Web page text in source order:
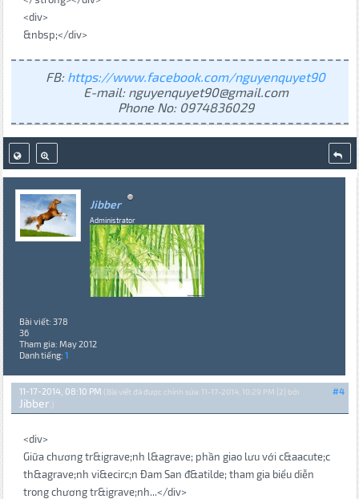
<div>
&nbsp;</div>
FB: https://www.facebook.com/nguyenquyet90
E-mail: nguyenquyet90@gmail.com
Phone No: 0974836029
Jibber
Administrator
Bài viết: 378
36
Tham gia: May 2012
Danh tiếng: 1
#4
11-17-2014, 08:10 PM (Bài viết đã được chỉnh sửa: 11-17-2014, 10:29 PM {2} bởi
Jibber .)
<div>
Giữa chương tr&igrave;nh l&agrave; phần giao lưu với c&aacute;c
th&agrave;nh vi&ecirc;n Đam San đ&atilde; tham gia biểu diễn
trong chương tr&igrave;nh...</div>